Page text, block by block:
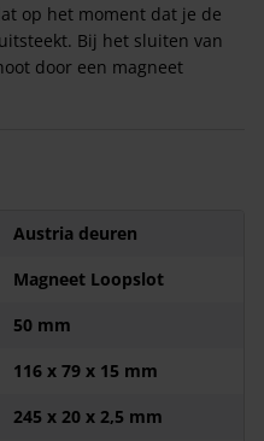
op het moment dat je de
Bij het sluiten van
door een magneet
Roble Magneet
Roble binnendeuren;
Austria deuren
Magneet Loopslot
50 mm
116 x 79 x 15 mm
245 x 20 x 2,5 mm